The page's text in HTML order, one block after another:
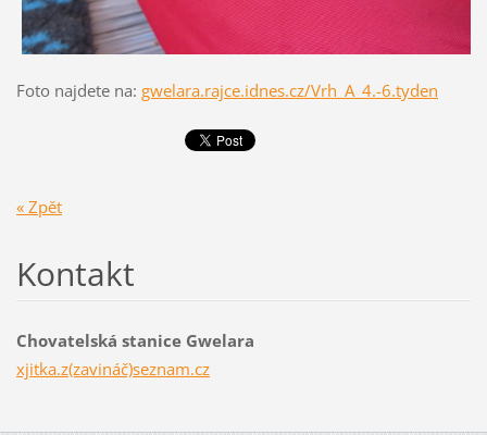
Foto najdete na: gwelara.rajce.idnes.cz/Vrh_A_4.-6.tyden
« Zpět
Kontakt
Chovatelská stanice Gwelara
xjitka.z(zavináč)seznam.cz